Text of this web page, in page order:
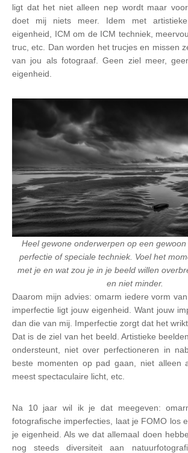
ligt dat het niet alleen nep wordt maar
doet mij niets meer. Idem met
eigenheid, ICM om de ICM techniek,
truc, etc. Dan worden het trucjes en missen
van jou als fotograaf. Geen ziel meer,
eigenheid.
Heel gewone onderwerpen op een
perfectie of speciale techniek. Voel het
met je en wat zou je in je beeld willen
en niet minder.
Daarom mijn advies: omarm iedere vorm
imperfectie ligt jouw eigenheid. Want jouw
dan die van mij. Imperfectie zorgt dat het
Dat is de ziel van het beeld. Artistieke
ondersteunt, niet over perfectioneren in
beste momenten op pad gaan, niet alleen
meest spectaculaire licht, etc.
Na 10 jaar wil ik je dat meegeven:
fotografische imperfecties, laat je FOMO los
je eigenheid. Als we dat allemaal doen
nog steeds diversiteit aan